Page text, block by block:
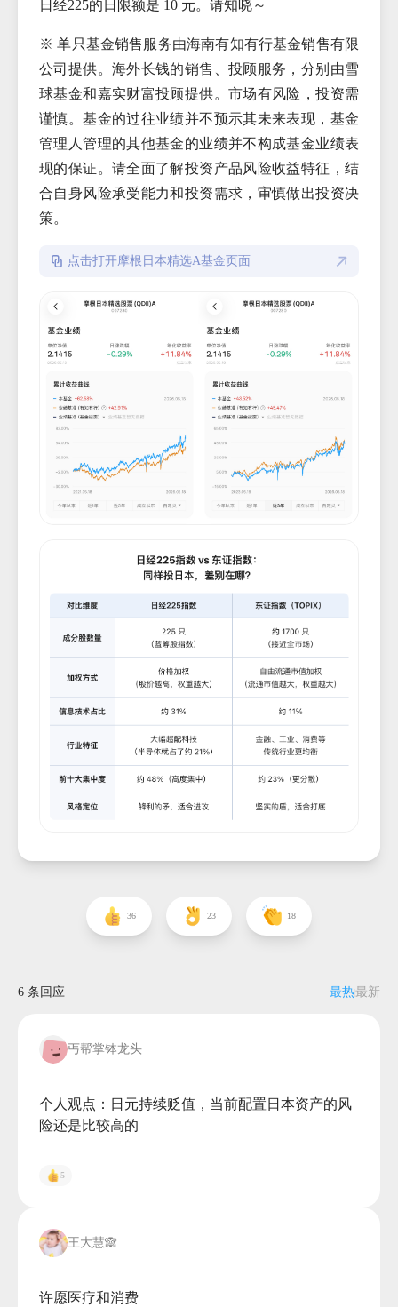
日经225的日限额是 10 元。请知晓～
※ 单只基金销售服务由海南有知有行基金销售有限
公司提供。海外长钱的销售、投顾服务，分别由雪
球基金和嘉实财富投顾提供。市场有风险，投资需
谨慎。基金的过往业绩并不预示其未来表现，基金
管理人管理的其他基金的业绩并不构成基金业绩表
现的保证。请全面了解投资产品风险收益特征，结
合自身风险承受能力和投资需求，审慎做出投资决
策。
点击打开摩根日本精选A基金页面
36 23 18
6 条回应 最热最新
丐帮掌钵龙头
个人观点：日元持续贬值，当前配置日本资产的风
险还是比较高的
5
王大慧🙈
许愿医疗和消费